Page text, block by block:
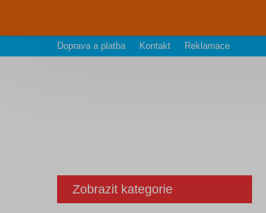
Doprava a platba Kontakt Reklamace
Zobrazit kategorie